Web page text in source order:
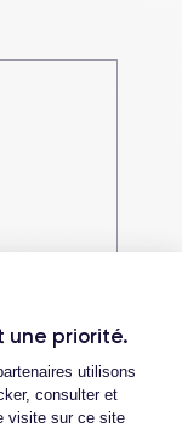
une priorité.
utilisons
consulter et
visite sur ce site